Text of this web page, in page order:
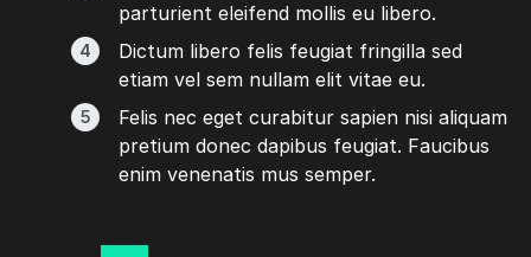
parturient eleifend mollis eu libero.
Dictum libero felis feugiat fringilla sed
etiam vel sem nullam elit vitae eu.
Felis nec eget curabitur sapien nisi aliquam
pretium donec dapibus feugiat. Faucibus
enim venenatis mus semper.